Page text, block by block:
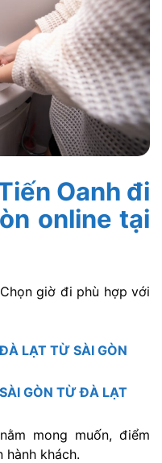
Oanh đi
online tại
giờ đi phù hợp với
LẠT TỪ SÀI GÒN
GÒN TỪ ĐÀ LẠT
mong muốn, điểm
khách.